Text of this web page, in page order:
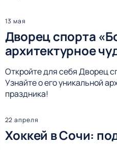
13 мая
Дворец спорта
архитектурное
Откройте для себя Дворец
Узнайте о его уникальной
праздника!
22 апреля
Хоккей в Сочи: